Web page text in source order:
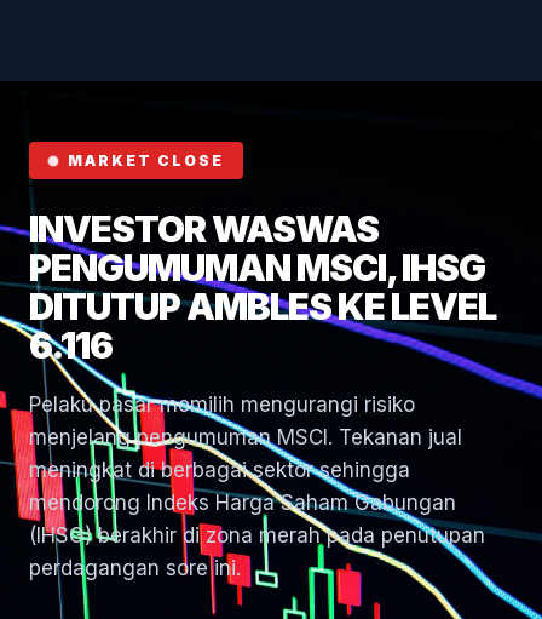
MARKET CLOSE
INVESTOR WASWAS
PENGUMUMAN MSCI, IHSG
DITUTUP AMBLES KE LEVEL
6.116
Pelaku pasar memilih mengurangi risiko
menjelang pengumuman MSCI. Tekanan jual
meningkat di berbagai sektor sehingga
mendorong Indeks Harga Saham Gabungan
(IHSG) berakhir di zona merah pada penutupan
perdagangan sore ini.